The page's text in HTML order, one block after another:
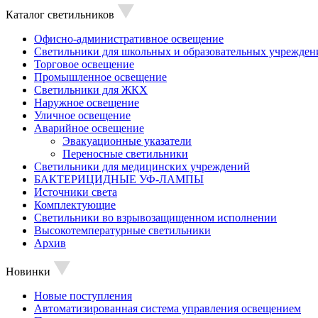
Каталог светильников
Офисно-административное освещение
Светильники для школьных и образовательных
Торговое освещение
Промышленное освещение
Светильники для ЖКХ
Наружное освещение
Уличное освещение
Аварийное освещение
Эвакуационные указатели
Переносные светильники
Светильники для медицинских учреждений
БАКТЕРИЦИДНЫЕ УФ-ЛАМПЫ
Источники света
Комплектующие
Светильники во взрывозащищенном исполнении
Высокотемпературные светильники
Архив
Новинки
Новые поступления
Автоматизированная система управления освещением